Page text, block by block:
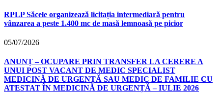
RPLP Săcele organizează licitația intermediară pentru
vânzarea a peste 1.400 mc de masă lemnoasă pe picior
05/07/2026
ANUNȚ – OCUPARE PRIN TRANSFER LA CERERE A
UNUI POST VACANT DE MEDIC SPECIALIST
MEDICINĂ DE URGENȚĂ SAU MEDIC DE FAMILIE CU
ATESTAT ÎN MEDICINĂ DE URGENȚĂ – IULIE 2026